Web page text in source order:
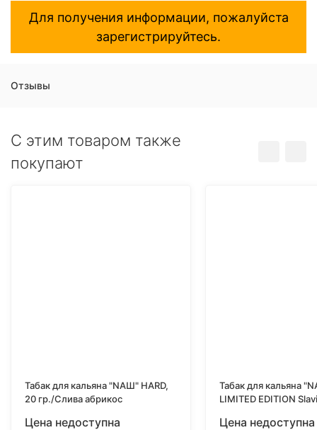
Для получения информации, пожалуйста
зарегистрируйтесь.
Отзывы
C этим товаром также
покупают
Табак для кальяна "NAШ" HARD,
20 гр./Слива абрикос
Цена недоступна
Табак для кальяна
LIMITED EDITION
Цена недоступна